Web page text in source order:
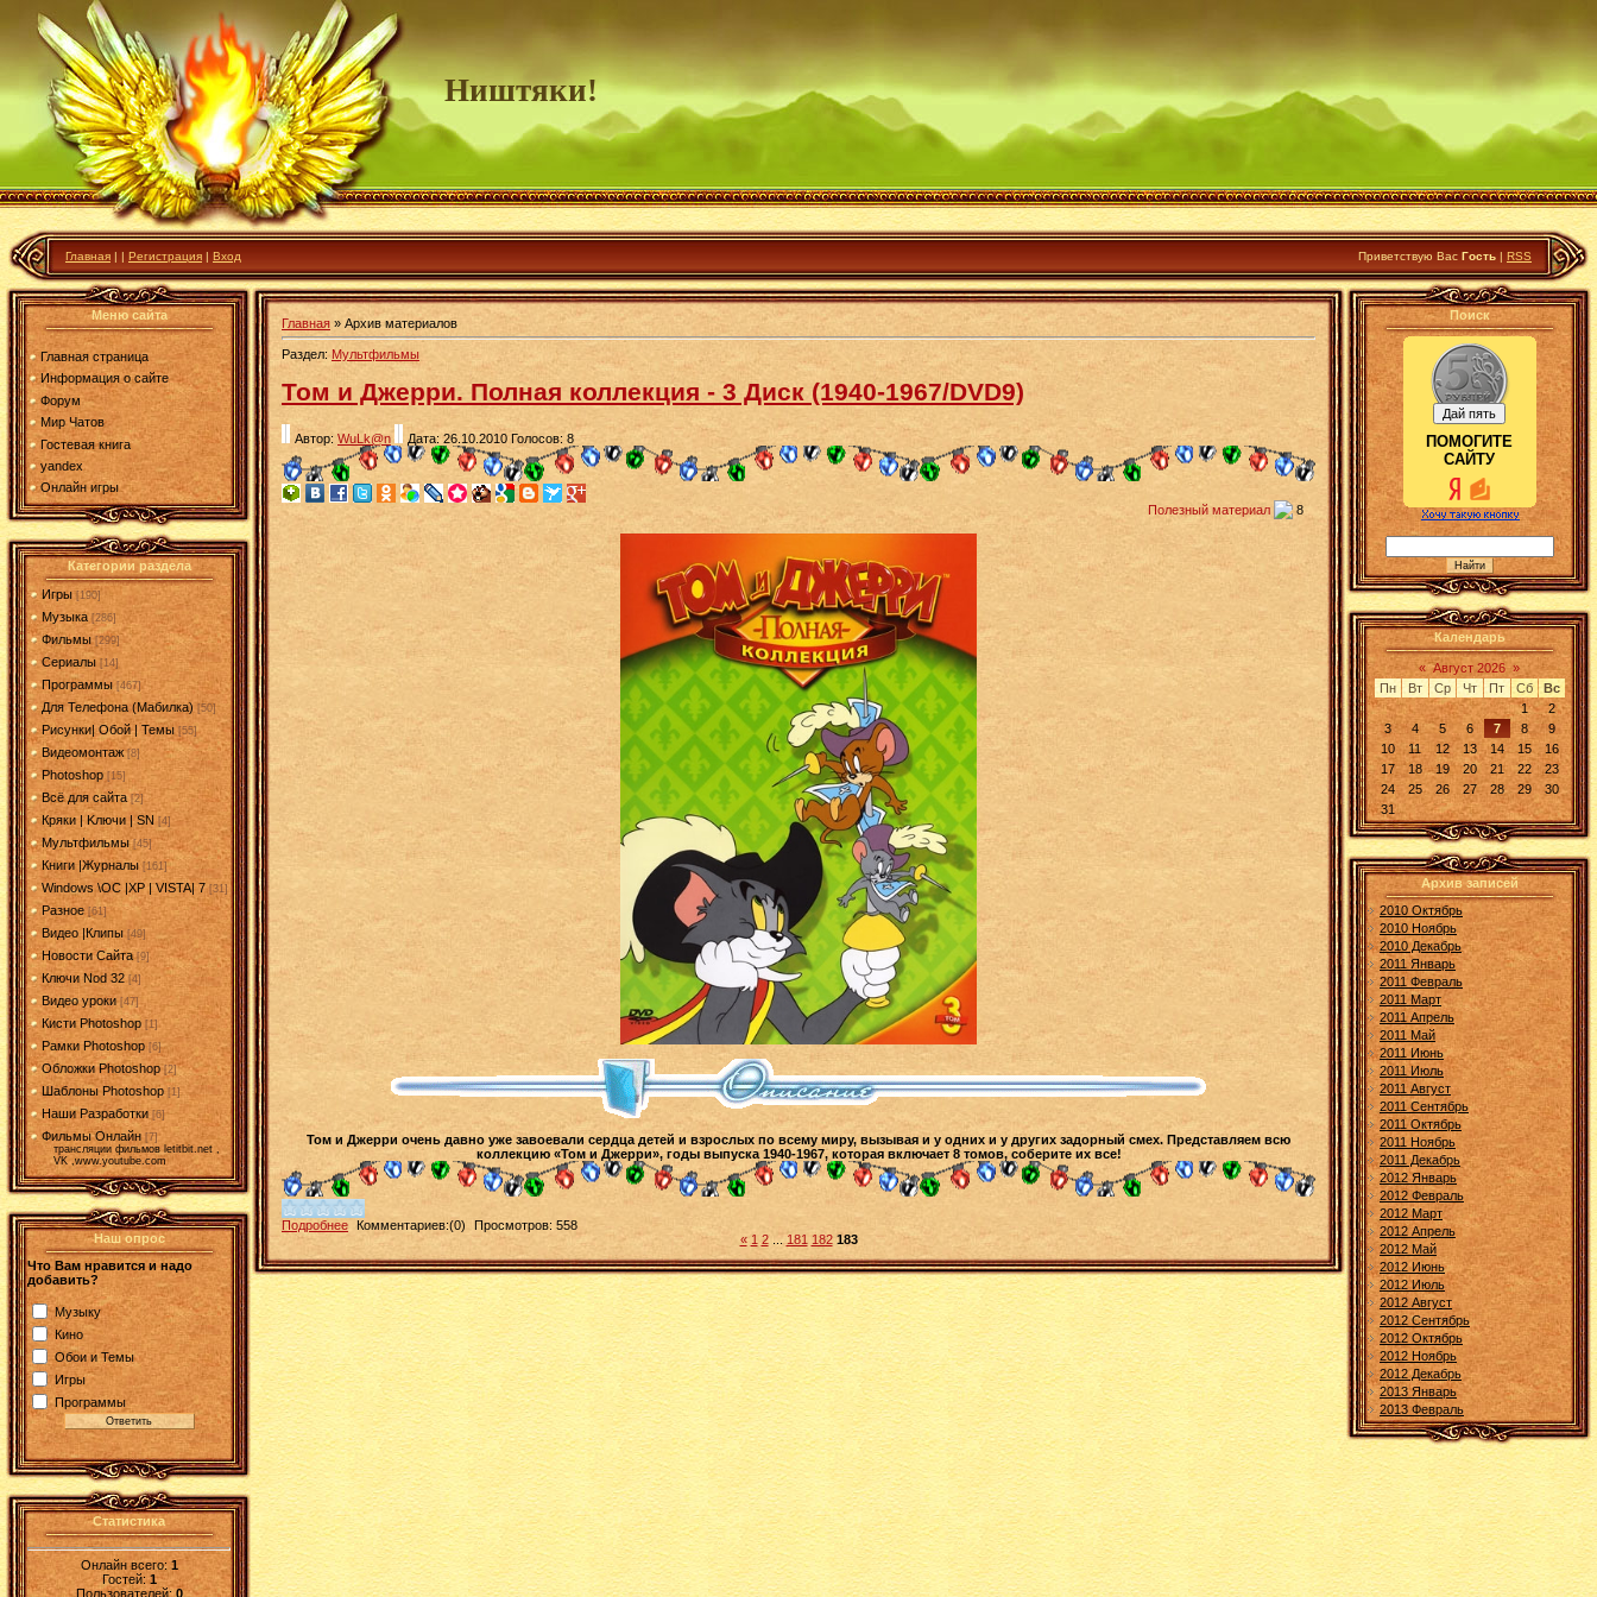
Ништяки!
Главная | | Регистрация | Вход Приветствую Вас Гость | RSS
Меню сайта
Главная страница
Информация о сайте
Форум
Мир Чатов
Гостевая книга
yandex
Онлайн игры
Категории раздела
Игры [190]
Музыка [286]
Фильмы [299]
Сериалы [14]
Программы [467]
Для Телефона (Мабилка) [50]
Рисунки| Обой | Темы [55]
Видеомонтаж [8]
Photoshop [15]
Всё для сайта [2]
Кряки | Kлючи | SN [4]
Мультфильмы [45]
Книги |Журналы [161]
Windows \OC |XP | VISTA| 7 [31]
Разное [61]
Видео |Клипы [49]
Новости Сайта [9]
Ключи Nod 32 [4]
Видео уроки [47]
Кисти Photoshop [1]
Рамки Photoshop [6]
Обложки Photoshop [2]
Шаблоны Photoshop [1]
Наши Разработки [6]
Фильмы Онлайн [7]
трансляции фильмов letitbit.net ,
VK ,www.youtube.com
Наш опрос
Что Вам нравится и надо
добавить?
Музыку
Кино
Обои и Темы
Игры
Программы
Статистика
Онлайн всего:1
Гостей:1
Пользователей: 0
Главная » Архив материалов
Раздел: Мультфильмы
Том и Джерри. Полная коллекция - 3 Диск (1940-1967/DVD9)
Автор: WuLk@n Дата: 26.10.2010 Голосов: 8
Полезный материал 8
Том и Джерри очень давно уже завоевали сердца детей и взрослых по всему миру, вызывая и у одних и у других задорный смех. Представляем всю
коллекцию «Том и Джерри», годы выпуска 1940-1967, которая включает 8 томов, соберите их все!
Подробнее Комментариев:(0)
Просмотров: 558
« 1 2 ... 181 182 183
Поиск
ПОМОГИТЕ
САЙТУ
Календарь
« Август 2026 »
Пн
Вт Ср Чт Пт Сб
Вс
1
2
3
4 5 6 7 8
9
10
11 12 13 14 15
16
17
18 19 20 21 22
23
24
25 26 27 28 29
30
31
Архив записей
2010 Октябрь
2010 Ноябрь
2010 Декабрь
2011 Январь
2011 Февраль
2011 Март
2011 Апрель
2011 Май
2011 Июнь
2011 Июль
2011 Август
2011 Сентябрь
2011 Октябрь
2011 Ноябрь
2011 Декабрь
2012 Январь
2012 Февраль
2012 Март
2012 Апрель
2012 Май
2012 Июнь
2012 Июль
2012 Август
2012 Сентябрь
2012 Октябрь
2012 Ноябрь
2012 Декабрь
2013 Январь
2013 Февраль